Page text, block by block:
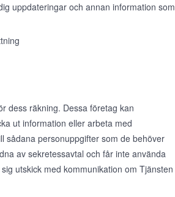
uppdateringar och annan information som
dess räkning. Dessa företag kan
ut information eller arbeta med
sådana personuppgifter som de behöver
av sekretessavtal och får inte använda
utskick med kommunikation om Tjänsten